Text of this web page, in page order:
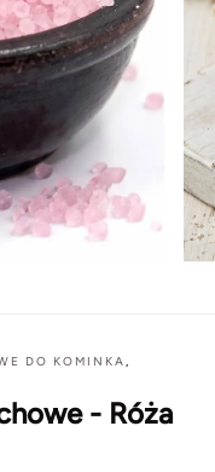
DO KOMINKA,
- Róża